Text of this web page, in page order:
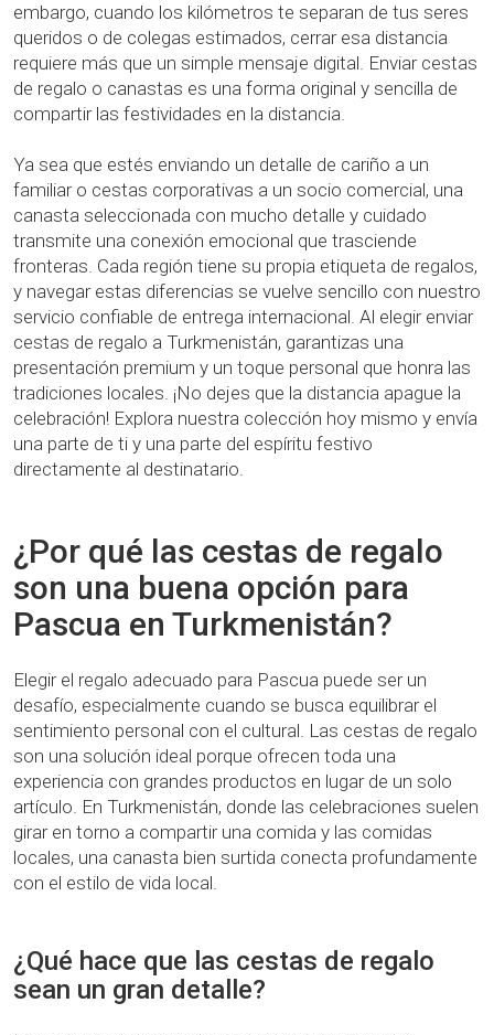
embargo, cuando los kilómetros te separan de tus seres
queridos o de colegas estimados, cerrar esa distancia
requiere más que un simple mensaje digital. Enviar cestas
de regalo o canastas es una forma original y sencilla de
compartir las festividades en la distancia.
Ya sea que estés enviando un detalle de cariño a un
familiar o cestas corporativas a un socio comercial, una
canasta seleccionada con mucho detalle y cuidado
transmite una conexión emocional que trasciende
fronteras. Cada región tiene su propia etiqueta de regalos,
y navegar estas diferencias se vuelve sencillo con nuestro
servicio confiable de entrega internacional. Al elegir enviar
cestas de regalo a Turkmenistán, garantizas una
presentación premium y un toque personal que honra las
tradiciones locales. ¡No dejes que la distancia apague la
celebración! Explora nuestra colección hoy mismo y envía
una parte de ti y una parte del espíritu festivo
directamente al destinatario.
¿Por qué las cestas de regalo
son una buena opción para
Pascua en Turkmenistán?
Elegir el regalo adecuado para Pascua puede ser un
desafío, especialmente cuando se busca equilibrar el
sentimiento personal con el cultural. Las cestas de regalo
son una solución ideal porque ofrecen toda una
experiencia con grandes productos en lugar de un solo
artículo. En Turkmenistán, donde las celebraciones suelen
girar en torno a compartir una comida y las comidas
locales, una canasta bien surtida conecta profundamente
con el estilo de vida local.
¿Qué hace que las cestas de regalo
sean un gran detalle?